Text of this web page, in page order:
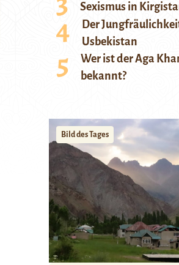
Sexismus in
Der
Usbekistan
Wer ist der Aga
bekannt?
Bild des Tages